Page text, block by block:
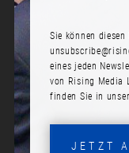
JONAS
Rolle:
Consultant
Sie können
eines jeden
von Rising Media
finden Sie in
JETZT